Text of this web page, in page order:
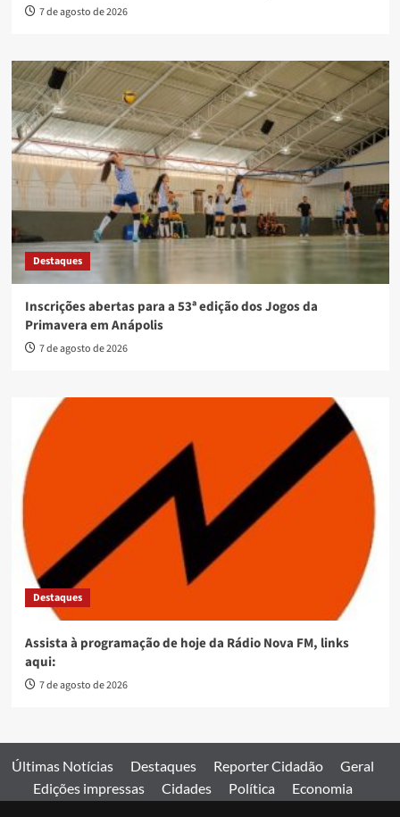
7 de agosto de 2026
Destaques
Inscrições abertas para a 53ª edição dos Jogos da
Primavera em Anápolis
7 de agosto de 2026
Destaques
Assista à programação de hoje da Rádio Nova FM, links
aqui:
7 de agosto de 2026
Últimas Notícias Destaques Reporter Cidadão
Geral
Edições impressas
Cidades Política
Economia